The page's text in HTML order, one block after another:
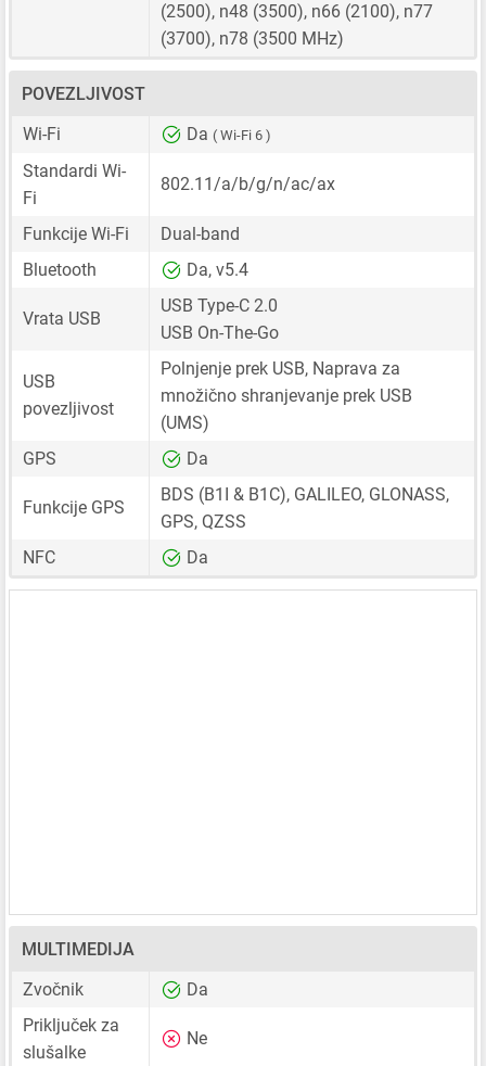
(2500), n48 (3500), n66 (2100), n77
(3700), n78 (3500 MHz)
POVEZLJIVOST
Wi-Fi
Da ( Wi-Fi 6 )
Standardi Wi-
Fi
802.11/a/b/g/n/ac/ax
Funkcije Wi-Fi
Dual-band
Bluetooth
Da, v5.4
Vrata USB
USB Type-C 2.0
USB On-The-Go
USB
povezljivost
Polnjenje prek USB, Naprava za
množično shranjevanje prek USB
(UMS)
GPS
Da
Funkcije GPS
BDS (B1I & B1C), GALILEO, GLONASS,
GPS, QZSS
NFC
Da
MULTIMEDIJA
Zvočnik
Da
Priključek za
slušalke
Ne